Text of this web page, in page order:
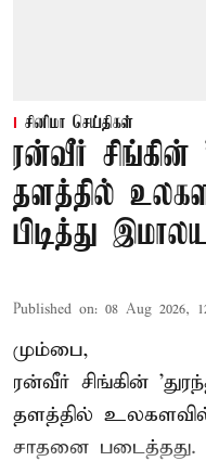
சினிமா செய்திகள்
ரன்வீர் சிங்கின்
தளத்தில்
பிடித்து
Published on: 08 Aug 2026,
மும்பை,
ரன்வீர் சிங்கின்
தளத்தில் உலகளவில்
சாதனை படைத்தது.